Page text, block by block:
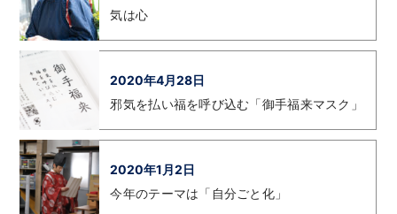
気は心
2020年4月28日
邪気を払い福を呼び込む「御手福来マスク」
2020年1月2日
今年のテーマは「自分ごと化」